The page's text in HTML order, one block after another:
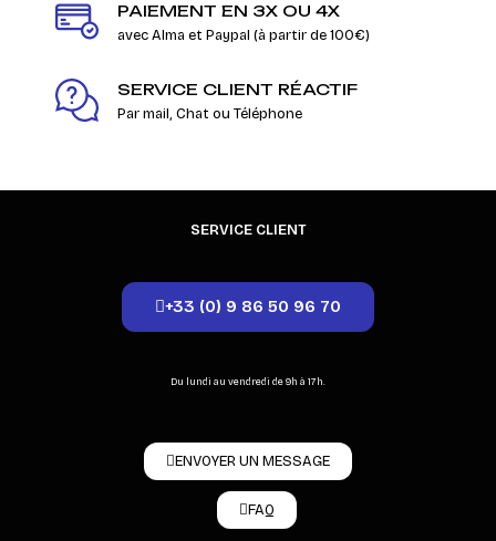
PAIEMENT EN 3X OU 4X
avec Alma et Paypal (à partir de 100€)
SERVICE CLIENT RÉACTIF
Par mail, Chat ou Téléphone
SERVICE CLIENT
+33 (0) 9 86 50 96 70
Du lundi au vendredi de 9h à 17h.
ENVOYER UN MESSAGE
FAQ